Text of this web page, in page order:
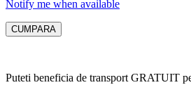
Notify me when available
Puteti beneficia de transport GRATUIT